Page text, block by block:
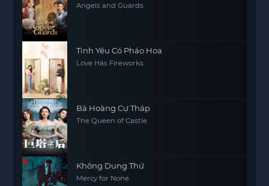
Angels and Guards
Tình Yêu Có Pháo Hoa
Love Has Fireworks
Bà Hoàng Cự Tháp
The Queen of Castle
Không Dung Thứ
Mercy for None